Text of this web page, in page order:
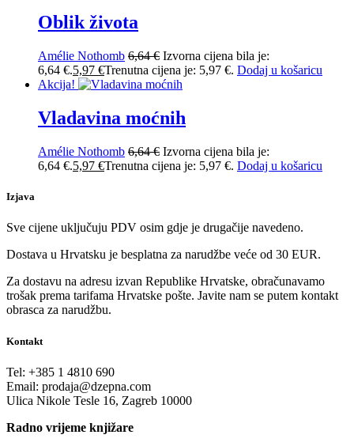
Oblik života
Amélie Nothomb 6,64€ Izvorna cijena bila je:
6,64 €.5,97 €Trenutna cijena je: 5,97 €. Dodaj u košaricu
Akcija!
Vladavina moćnih
Amélie Nothomb 6,64€ Izvorna cijena bila je:
6,64 €.5,97 €Trenutna cijena je: 5,97 €. Dodaj u košaricu
Izjava
Sve cijene uključuju PDV osim gdje je drugačije navedeno.
Dostava u Hrvatsku je besplatna za narudžbe veće od 30 EUR.
Za dostavu na adresu izvan Republike Hrvatske, obračunavamo
trošak prema tarifama Hrvatske pošte. Javite nam se putem kontakt
obrasca za narudžbu.
Kontakt
Tel: +385 1 4810 690
Email: prodaja@dzepna.com
Ulica Nikole Tesle 16, Zagreb 10000
Radno vrijeme knjižare